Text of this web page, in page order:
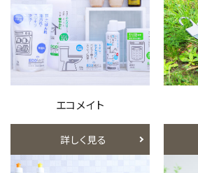
エコメイト
詳しく見る